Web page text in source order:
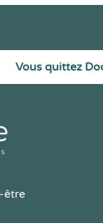
Vous quittez
être